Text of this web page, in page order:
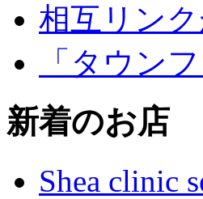
相互リン
「タウン
新着のお店
Shea clinic